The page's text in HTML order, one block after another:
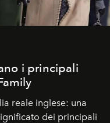
i principali
reale inglese: una
dei principali